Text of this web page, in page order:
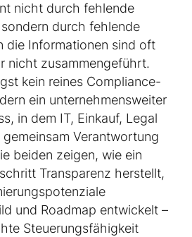
nicht durch fehlende
durch fehlende
die Informationen sind oft
nicht zusammengeführt.
kein reines Compliance-
ein unternehmensweiter
in dem IT, Einkauf, Legal
Verantwortung
beiden zeigen, wie ein
Transparenz herstellt,
und Roadmap entwickelt –
Steuerungsfähigkeit